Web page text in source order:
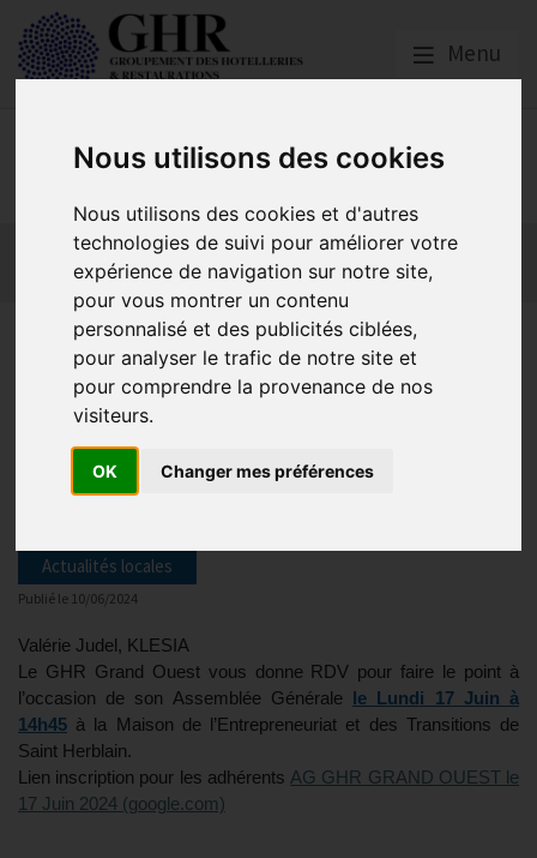
Nous utilisons des cookies
Nous utilisons des cookies et d'autres
technologies de suivi pour améliorer votre
expérience de navigation sur notre site,
pour vous montrer un contenu
personnalisé et des publicités ciblées,
pour analyser le trafic de notre site et
pour comprendre la provenance de nos
visiteurs.
OK Changer mes préférences
Menu
GHR GRAND-OUEST
Actualités Qui sommes nous ?
Formations
GHR National
Partenaires
Nantes | Mutuelle et
prévoyance : découvrez le
programme de prévention et
de solidarité HCR Bien-Être
Actualités locales
Publié le 10/06/2024
Valérie Judel, KLESIA
Le GHR Grand Ouest vous donne RDV pour faire le point à
l’occasion de son Assemblée Générale
le Lundi 17 Juin à
14h45 à la Maison de l’Entrepreneuriat et des Transitions de
Saint Herblain.
Lien inscription pour les adhérents AG GHR GRAND OUEST le
17 Juin 2024 (google.com)